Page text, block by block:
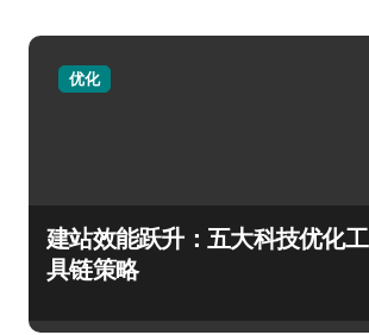
优化
建站效能跃升：五大科技优化工
具链策略